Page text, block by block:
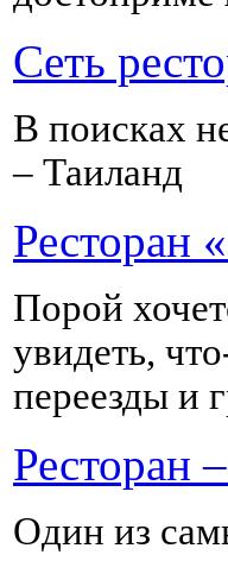
Сеть
В поисках
– Таиланд
Ресторан
Порой
увидеть,
переезды и
Ресторан
Один из